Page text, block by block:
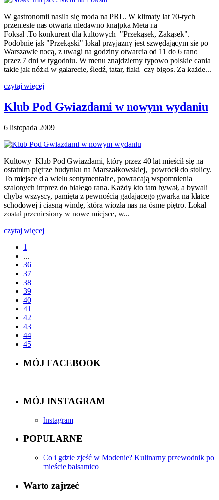
W gastronomii nasila się moda na PRL. W klimaty lat 70-tych
przeniesie nas otwarta niedawno knajpka Meta na
Foksal .To konkurent dla kultowych "Przekąsek, Zakąsek".
Podobnie jak "Przekąski" lokal przyjazny jest szwędającym się po
Warszawie nocą, z uwagi na godziny otwarcia od 11 do 6 rano
przez 7 dni w tygodniu. W menu znajdziemy typowo polskie dania
takie jak nóżki w galarecie, śledź, tatar, flaki czy bigos. Za każde...
czytaj więcej
Klub Pod Gwiazdami w nowym wydaniu
6 listopada 2009
Kultowy Klub Pod Gwiazdami, który przez 40 lat mieścił się na
ostatnim piętrze budynku na Marszałkowskiej, powrócił do stolicy.
To miejsce dla wielu sentymentalne, powracają wspomnienia
szalonych imprez do białego rana. Każdy kto tam bywał, a bywali
chyba wszyscy, pamięta z pewnością gadającego gwarka na klatce
schodowej i ciasną windę, która wiozła nas na ósme piętro. Lokal
został przeniesiony w nowe miejsce, w...
czytaj więcej
1
...
36
37
38
39
40
41
42
43
44
45
MÓJ FACEBOOK
MÓJ INSTAGRAM
Instagram
POPULARNE
Co i gdzie zjeść w Modenie? Kulinarny przewodnik po
mieście balsamico
Warto zajrzeć